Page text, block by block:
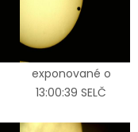
exponované o
13:00:39 SELČ